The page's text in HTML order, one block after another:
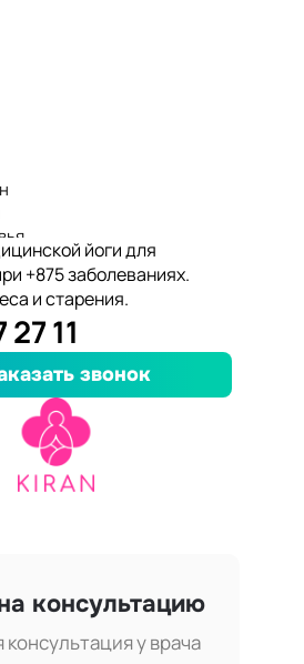
призеры 2-го
по
и единственные
Казахстана.
йоги для
+875 заболеваниях.
и старения.
11
звонок
консультацию
у врача